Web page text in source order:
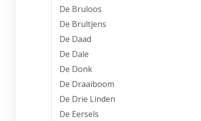
De Bruloos
De Brultjens
De Daad
De Dale
De Donk
De Draaiboom
De Drie Linden
De Eersels